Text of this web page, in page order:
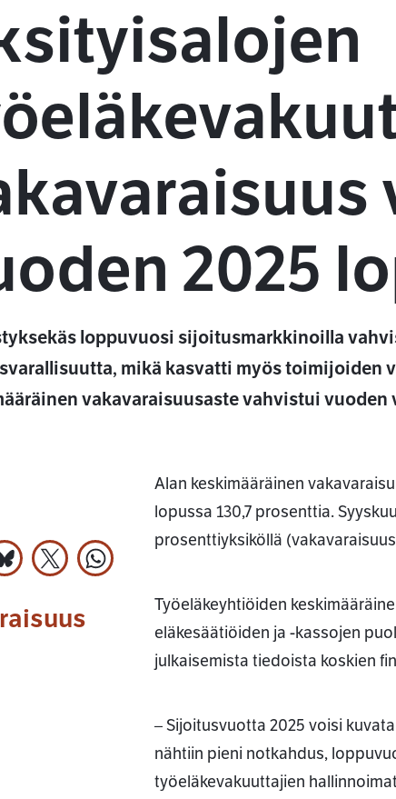
2025
loppuvuosi sijoitusmarkkinoilla
mikä kasvatti myös toimijoiden
vakavaraisuusaste vahvistui
Alan keskimääräinen
lopussa 130,7 prosenttia.
prosenttiyksiköllä
Työeläkeyhtiöiden
eläkesäätiöiden ja -kassojen
julkaisemista tiedoista koskien
– Sijoitusvuotta 2025 voisi
nähtiin pieni notkahdus,
työeläkevakuuttajien
Jaa Bluesky:ssa
Jaa X:ssäJaa WhatsApissa